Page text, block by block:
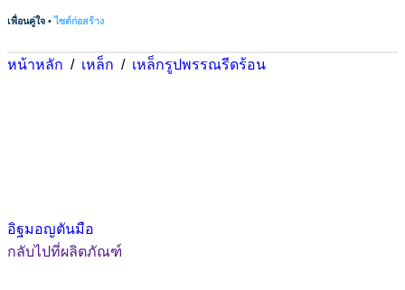
เพื่อนคู่ใจ • ไซต์ก่อสร้าง
หน้าหลัก / เหล็ก / เหล็กรูปพรรณรีดร้อน
อิฐมอญตันมือ
กลับไปที่ผลิตภัณฑ์